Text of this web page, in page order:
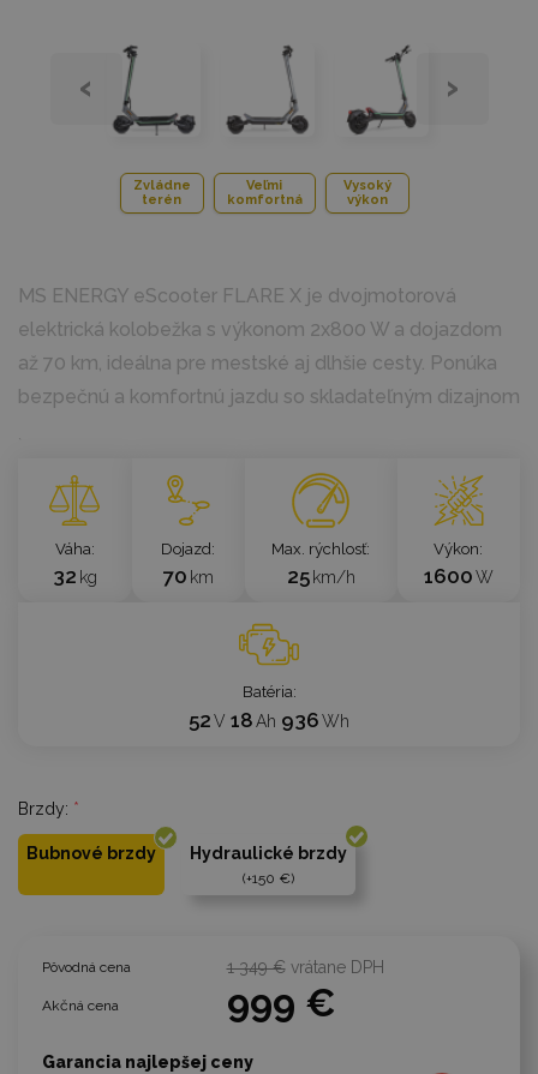
‹ ›
Zvládne
terén
Veľmi
komfortná
Vysoký
výkon
MS ENERGY eScooter FLARE X je dvojmotorová
elektrická kolobežka s výkonom 2x800 W a dojazdom
až 70 km, ideálna pre mestské aj dlhšie cesty. Ponúka
bezpečnú a komfortnú jazdu so skladateľným dizajnom
`
Váha
32 kg
Dojazd
70 km
Max. rýchlosť
25 km/h
Výkon
1600W
Batéria
52V 18Ah 936Wh
Brzdy: *
Bubnové brzdy Hydraulické brzdy
+150 €
Pôvodná cena
Akčná cena
1 349 € vrátane DPH
999 €
Garancia najlepšej ceny